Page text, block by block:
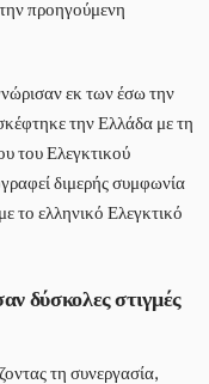
προηγούμενη
εκ των έσω την
την Ελλάδα με τη
του Ελεγκτικού
διμερής συμφωνία
το ελληνικό Ελεγκτικό
δύσκολες στιγμές
τη συνεργασία,